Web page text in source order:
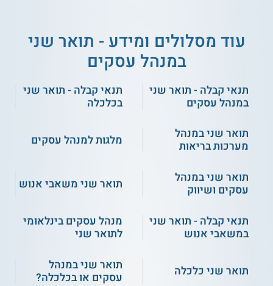
עוד מסלולים ומידע - תואר שני
במנהל עסקים
תנאי קבלה - תואר שני
במנהל עסקים
תנאי קבלה - תואר שני
בכלכלה
תואר שני במנהל
מערכות בריאות
מלגות למנהל עסקים
תואר שני במנהל
עסקים ושיווק
תואר שני משאבי אנוש
תנאי קבלה - תואר שני
במשאבי אנוש
מנהל עסקים בינלאומי
לתואר שני
תואר שני כלכלה
תואר שני במנהל
עסקים או בכלכלה?